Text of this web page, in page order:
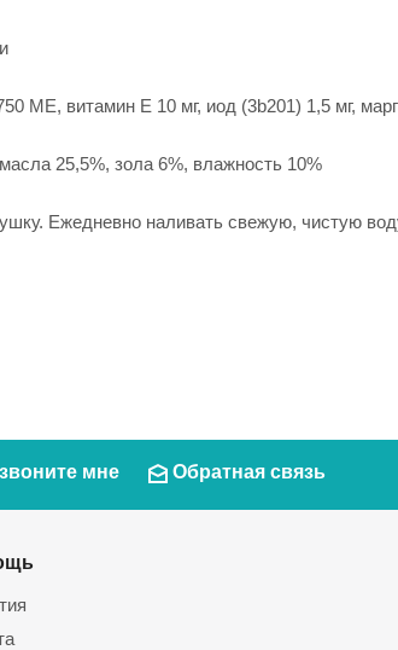
МЕ, витамин E 10 мг, иод (3b201) 1,5 мг,
25,5%, зола 6%, влажность 10%
Ежедневно наливать свежую, чистую
мне Обратная связь